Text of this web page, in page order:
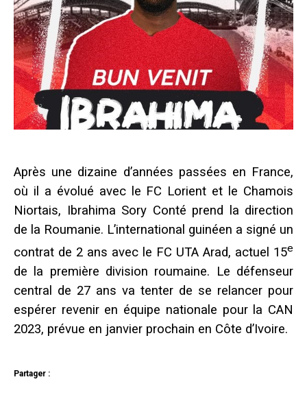
Après une dizaine d’années passées en France,
où il a évolué avec le FC Lorient et le Chamois
Niortais, Ibrahima Sory Conté prend la direction
de la Roumanie. L’international guinéen a signé un
contrat de 2 ans avec le FC UTA Arad, actuel 15e
de la première division roumaine. Le défenseur
central de 27 ans va tenter de se relancer pour
espérer revenir en équipe nationale pour la CAN
2023, prévue en janvier prochain en Côte d’Ivoire.
Partager :